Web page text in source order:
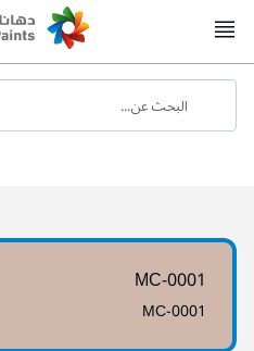
to
البحث عن...
MC-0001
MC-0001